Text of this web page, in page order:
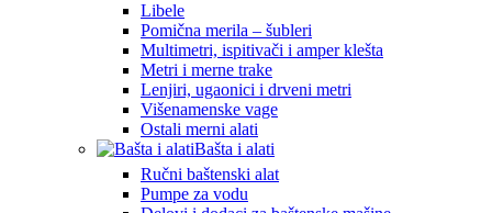
Libele
Pomična merila – šubleri
Multimetri, ispitivači i amper klešta
Metri i merne trake
Lenjiri, ugaonici i drveni metri
Višenamenske vage
Ostali merni alati
Bašta i alati
Ručni baštenski alat
Pumpe za vodu